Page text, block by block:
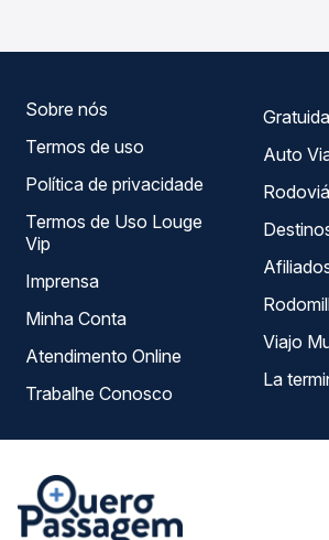
Sobre nós
Termos de uso
Política de privacidade
Termos de Uso Louge
Vip
Imprensa
Minha Conta
Atendimento Online
Trabalhe Conosco
Viajo